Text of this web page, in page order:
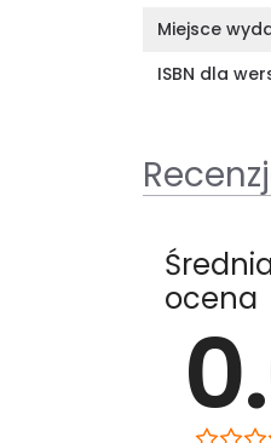
Miejsce
ISBN dla
ocena